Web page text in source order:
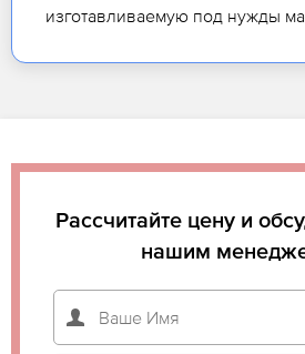
изготавливаемую под нужды
Рассчитайте цену и
нашим